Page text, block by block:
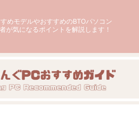
めモデルやおすすめのBTOパソコン
が気になるポイントを解説します！